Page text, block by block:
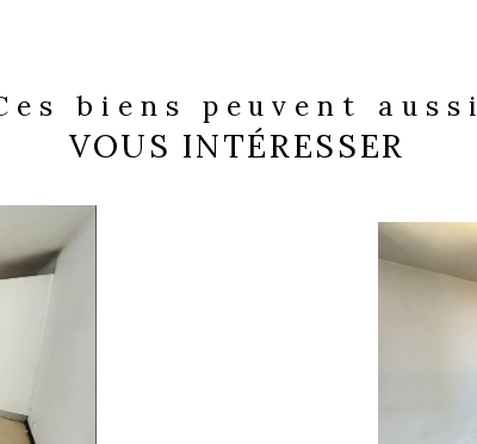
Ces biens peuvent aussi
VOUS INTÉRESSER